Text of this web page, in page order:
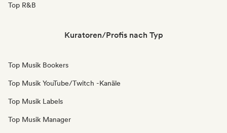
Top R&B
Kuratoren/Profis nach Typ
Top Musik Bookers
Top Musik YouTube/Twitch -Kanäle
Top Musik Labels
Top Musik Manager